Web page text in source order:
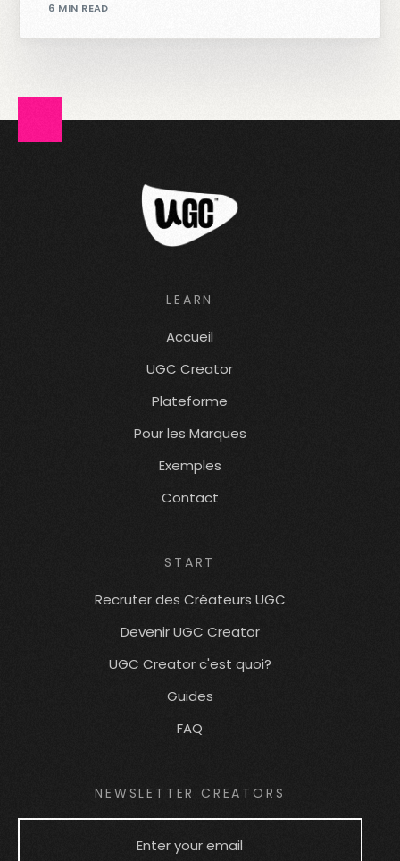
6 MIN READ
LEARN
Accueil
UGC Creator
Plateforme
Pour les Marques
Exemples
Contact
START
Recruter des Créateurs UGC
Devenir UGC Creator
UGC Creator c'est quoi?
Guides
FAQ
NEWSLETTER CREATORS